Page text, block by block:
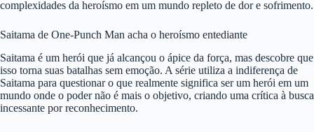
complexidades da heroísmo em um mundo repleto de dor e sofrimento.
Saitama de One-Punch Man acha o heroísmo entediante
Saitama é um herói que já alcançou o ápice da força, mas descobre que
isso torna suas batalhas sem emoção. A série utiliza a indiferença de
Saitama para questionar o que realmente significa ser um herói em um
mundo onde o poder não é mais o objetivo, criando uma crítica à busca
incessante por reconhecimento.